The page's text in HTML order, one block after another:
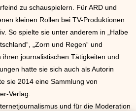
zu schauspielern. Für ARD und
kleinen Rollen bei TV-Produktionen
So spielte sie unter anderem in „Halbe
„Zorn und Regen“ und
ihren journalistischen Tätigkeiten und
hatte sie sich auch als Autorin
sie 2014 eine Sammlung von
Verlag.
und für die Moderation